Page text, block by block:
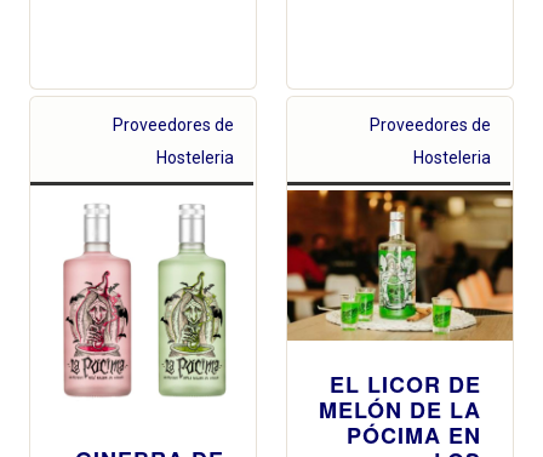
Proveedores de
Hosteleria
Proveedores de
Hosteleria
EL LICOR DE
MELÓN DE LA
PÓCIMA EN